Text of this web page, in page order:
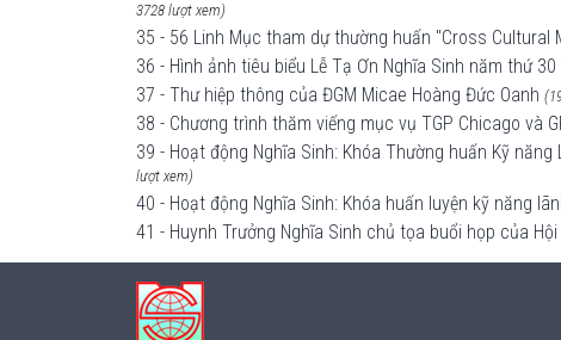
3728 lượt xem)
35 - 56 Linh Mục tham dự thường huấn "Cross
36 - Hình ảnh tiêu biểu Lễ Tạ Ơn Nghĩa Sinh năm thứ
37 - Thư hiệp thông của ĐGM Micae Hoàng Đức Oanh
38 - Chương trình thăm viếng mục vụ TGP Chicago và
39 - Hoạt động Nghĩa Sinh: Khóa Thường huấn Kỹ
lượt xem)
40 - Hoạt động Nghĩa Sinh: Khóa huấn luyện kỹ năng
41 - Huynh Trưởng Nghĩa Sinh chủ tọa buổi họp của